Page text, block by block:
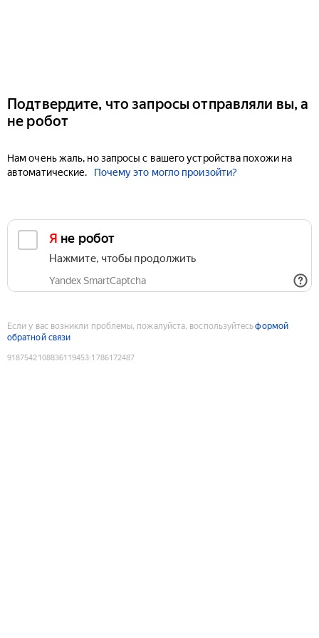
Подтвердите, что запросы отправляли вы, а
не робот
Нам очень жаль, но запросы с вашего устройства похожи на
автоматические.
Почему это могло произойти?
Я не робот
Нажмите, чтобы продолжить
Yandex SmartCaptcha
Если у вас возникли проблемы, пожалуйста, воспользуйтесьформой
обратной связи
9187542108836119453:1786172487